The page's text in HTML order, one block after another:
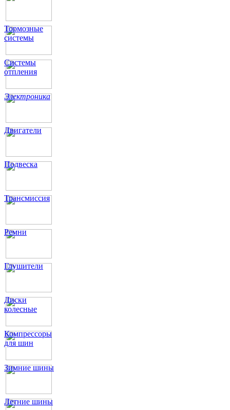
Тормозные
системы
Системы
отпления
Электроника
Двигатели
Подвеска
Трансмиссия
Ремни
Глушители
Диски
колесные
Компрессоры
для шин
Зимние шины
Летние шины